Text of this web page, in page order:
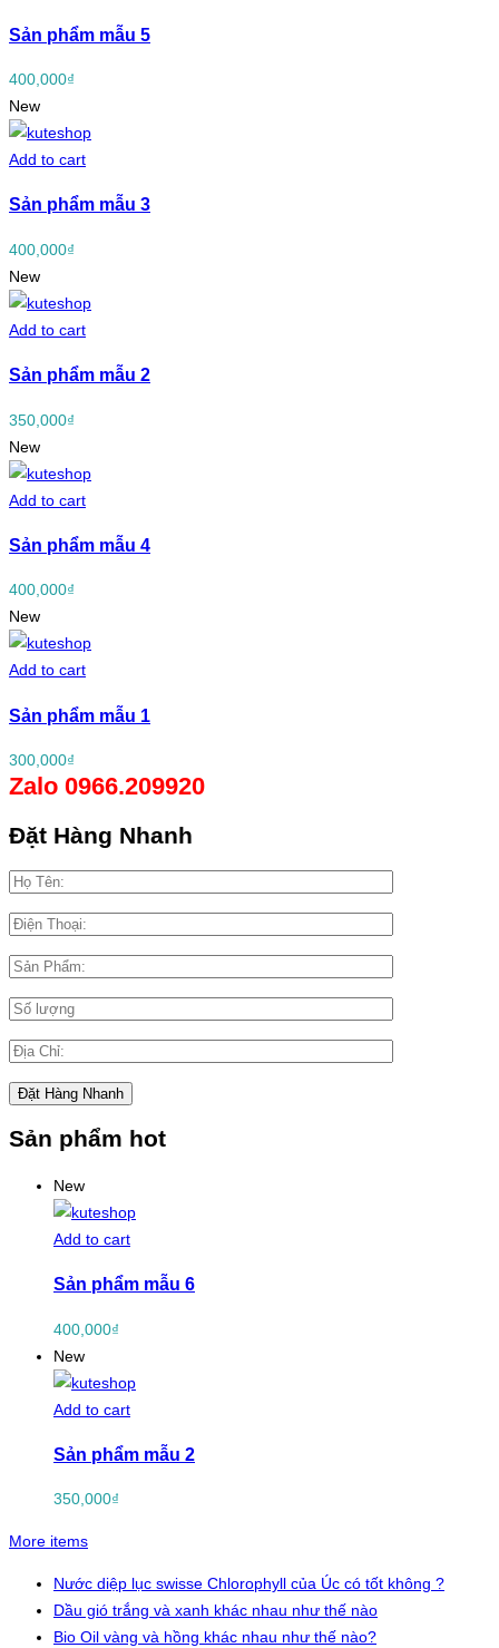
Sản phẩm mẫu 5
400,000₫
New
Add to cart
Sản phẩm mẫu 3
400,000₫
New
Add to cart
Sản phẩm mẫu 2
350,000₫
New
Add to cart
Sản phẩm mẫu 4
400,000₫
New
Add to cart
Sản phẩm mẫu 1
300,000₫
Zalo 0966.209920
Đặt Hàng Nhanh
Sản phẩm hot
New
Add to cart
Sản phẩm mẫu 6
400,000₫
New
Add to cart
Sản phẩm mẫu 2
350,000₫
More items
Nước diệp lục swisse Chlorophyll của Úc có tốt không ?
Dầu gió trắng và xanh khác nhau như thế nào
Bio Oil vàng và hồng khác nhau như thế nào?